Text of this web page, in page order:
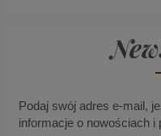
Podaj swój adres e-mail,
informacje o nowościach i